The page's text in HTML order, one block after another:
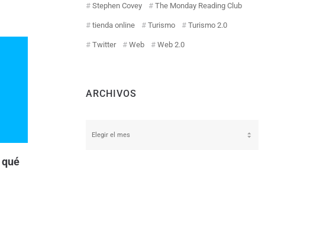
Stephen Covey The Monday Reading Club
tienda online Turismo Turismo 2.0
Twitter Web Web 2.0
ARCHIVOS